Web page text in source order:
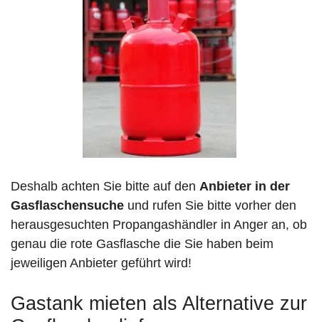
Deshalb achten Sie bitte auf den Anbieter in der
Gasflaschensuche und rufen Sie bitte vorher den
herausgesuchten Propangashändler in Anger an, ob
genau die rote Gasflasche die Sie haben beim
jeweiligen Anbieter geführt wird!
Gastank mieten als Alternative zur